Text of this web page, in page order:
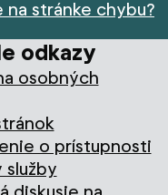
na stránke chybu?
odkazy
osobných
o prístupnosti
služby